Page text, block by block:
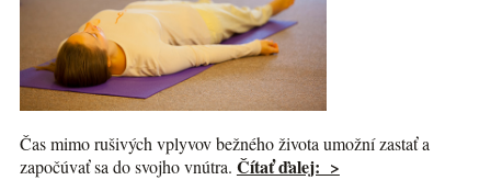
Čas mimo rušivých vplyvov bežného života umožní zastať a
započúvať sa do svojho vnútra. Čítať ďalej: >